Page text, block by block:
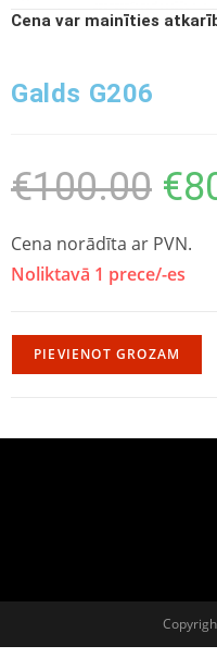
Cena var mainīties
Galds G206
€100.00 €
Cena norādīta ar PVN.
Noliktavā 1 prece/-es
PIEVIENOT GROZAM